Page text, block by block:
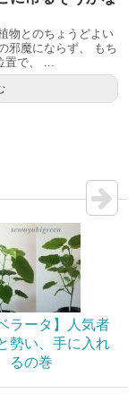
物とのちょうどよい
邪魔にならず、 もち
置で、 ...
ラータ】人気者
勢い、手に入れ
るの巻